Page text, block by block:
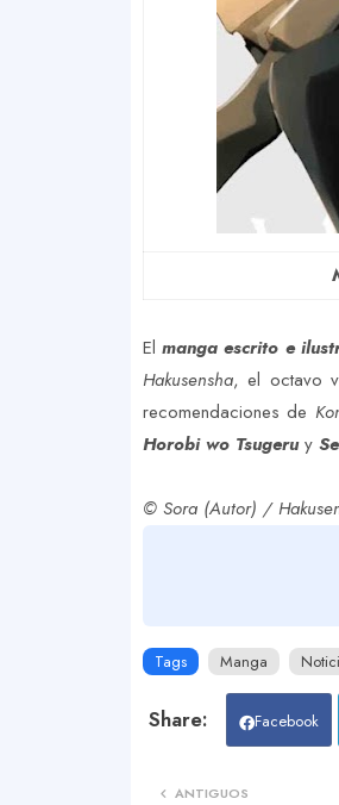
El manga escrito e
Hakusensha, el octavo
recomendaciones de
Horobi wo Tsugeruy
© Sora (Autor) /
Tags Manga
Facebook
ANTIGUOS